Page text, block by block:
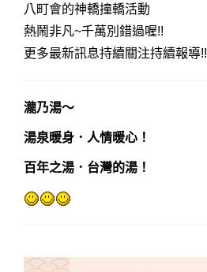
八町會的神轎撞轎活動
熱鬧非凡~千萬別錯過喔!!
更多最新訊息持續關注持續報導!!
瀧乃湯～
湯泉暖身．人情暖心！
百年之湯．台灣的湯！